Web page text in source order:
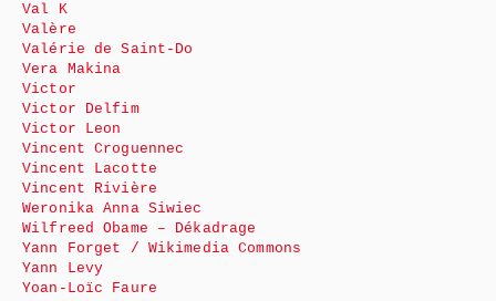
Val K
Valère
Valérie de Saint-Do
Vera Makina
Victor
Victor Delfim
Victor Leon
Vincent Croguennec
Vincent Lacotte
Vincent Rivière
Weronika Anna Siwiec
Wilfreed Obame – Dékadrage
Yann Forget / Wikimedia Commons
Yann Levy
Yoan-Loïc Faure